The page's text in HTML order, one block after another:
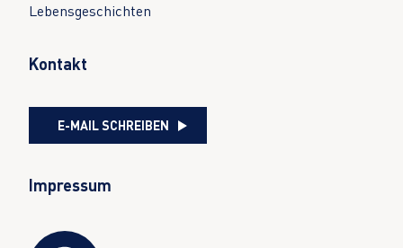
Lebensgeschichten
Kontakt
E-MAIL SCHREIBEN
Impressum